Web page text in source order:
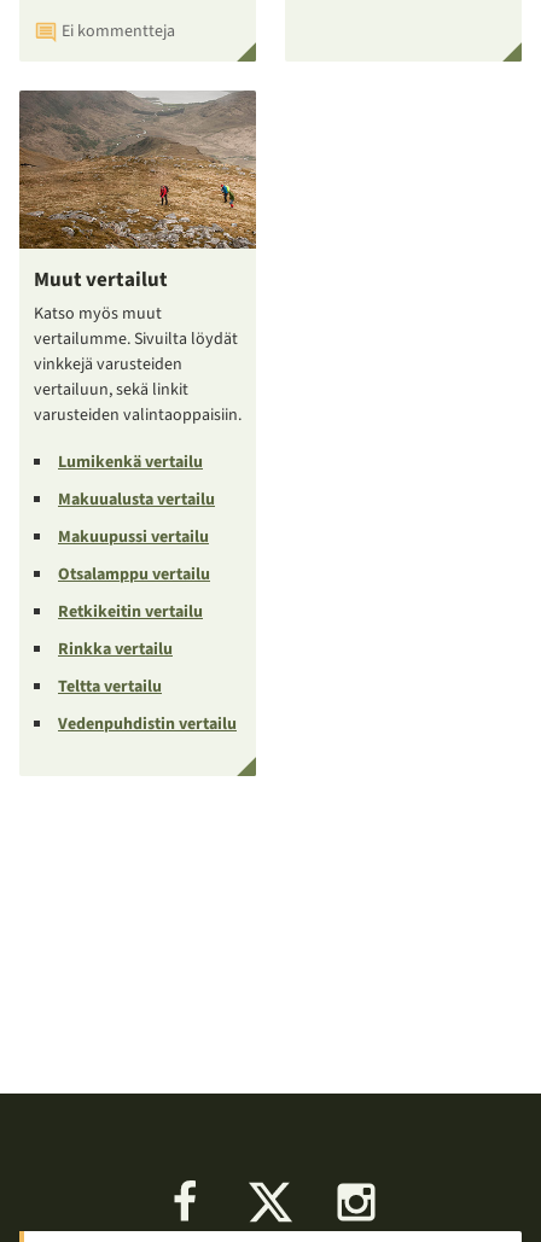
Ei kommentteja
Muut vertailut
Katso myös muut
vertailumme. Sivuilta löydät
vinkkejä varusteiden
vertailuun, sekä linkit
varusteiden valintaoppaisiin.
Lumikenkä vertailu
Makuualusta vertailu
Makuupussi vertailu
Otsalamppu vertailu
Retkikeitin vertailu
Rinkka vertailu
Teltta vertailu
Vedenpuhdistin vertailu
Facebook